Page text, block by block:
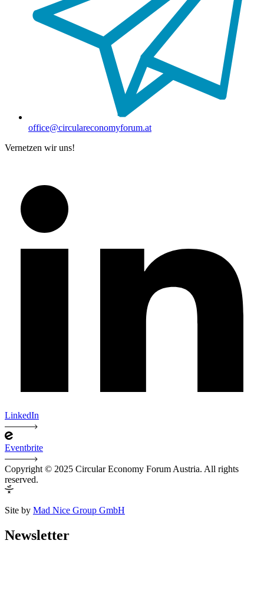
office@circulareconomyforum.at
Vernetzen wir uns!
LinkedIn
Eventbrite
Copyright © 2025 Circular Economy Forum Austria. All rights
reserved.
Site by Mad Nice Group GmbH
Newsletter